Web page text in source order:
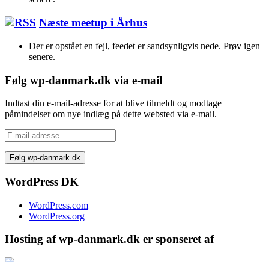
Næste meetup i Århus
Der er opstået en fejl, feedet er sandsynligvis nede. Prøv igen
senere.
Følg wp-danmark.dk via e-mail
Indtast din e-mail-adresse for at blive tilmeldt og modtage
påmindelser om nye indlæg på dette websted via e-mail.
E-
mail-
adresse
WordPress DK
WordPress.com
WordPress.org
Hosting af wp-danmark.dk er sponseret af